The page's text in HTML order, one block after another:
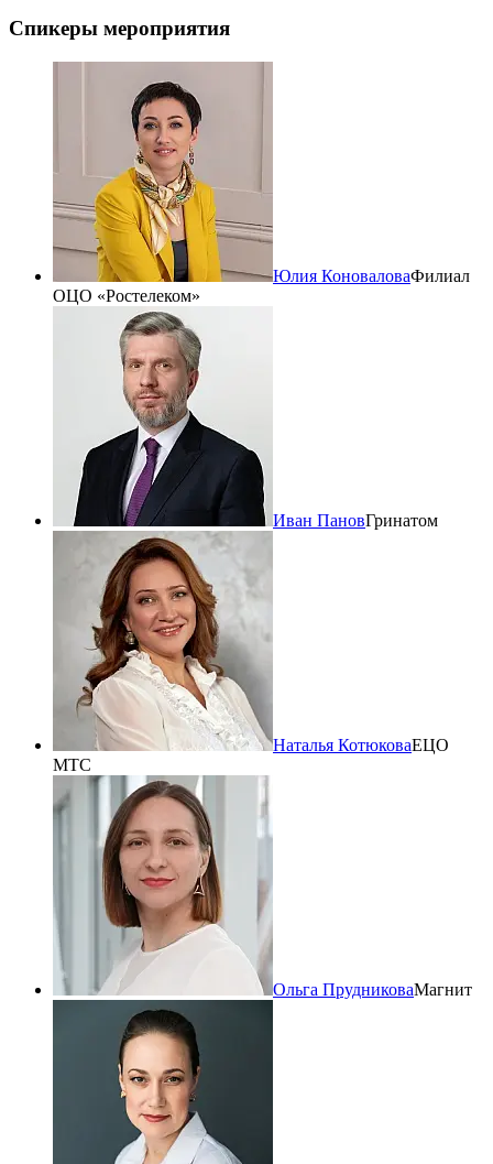
Спикеры мероприятия
Юлия КоноваловаФилиал
ОЦО «Ростелеком»
Иван ПановГринатом
Наталья КотюковаЕЦО
МТС
Ольга ПрудниковаМагнит